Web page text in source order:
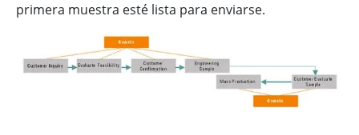
primera muestra esté lista para enviarse.